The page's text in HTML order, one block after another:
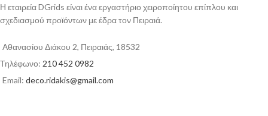
Η εταιρεία DGrids είναι ένα εργαστήριο χειροποίητου επίπλου και
σχεδιασμού προϊόντων με έδρα τον Πειραιά.
Αθανασίου Διάκου 2, Πειραιάς, 18532
Τηλέφωνο: 210 452 0982
Email: deco.ridakis@gmail.com